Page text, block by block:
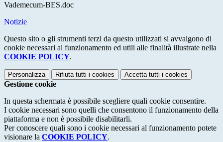
Vademecum-BES.doc
Notizie
Questo sito o gli strumenti terzi da questo utilizzati si avvalgono di
cookie necessari al funzionamento ed utili alle finalità illustrate nella
COOKIE POLICY.
Personalizza Rifiuta tutti i cookies Accetta tutti i cookies
Gestione cookie
In questa schermata è possibile scegliere quali cookie consentire.
I cookie necessari sono quelli che consentono il funzionamento della
piattaforma e non è possibile disabilitarli.
Per conoscere quali sono i cookie necessari al funzionamento potete
visionare la COOKIE POLICY.